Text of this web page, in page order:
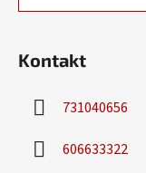
Kontakt
731040656
606633322